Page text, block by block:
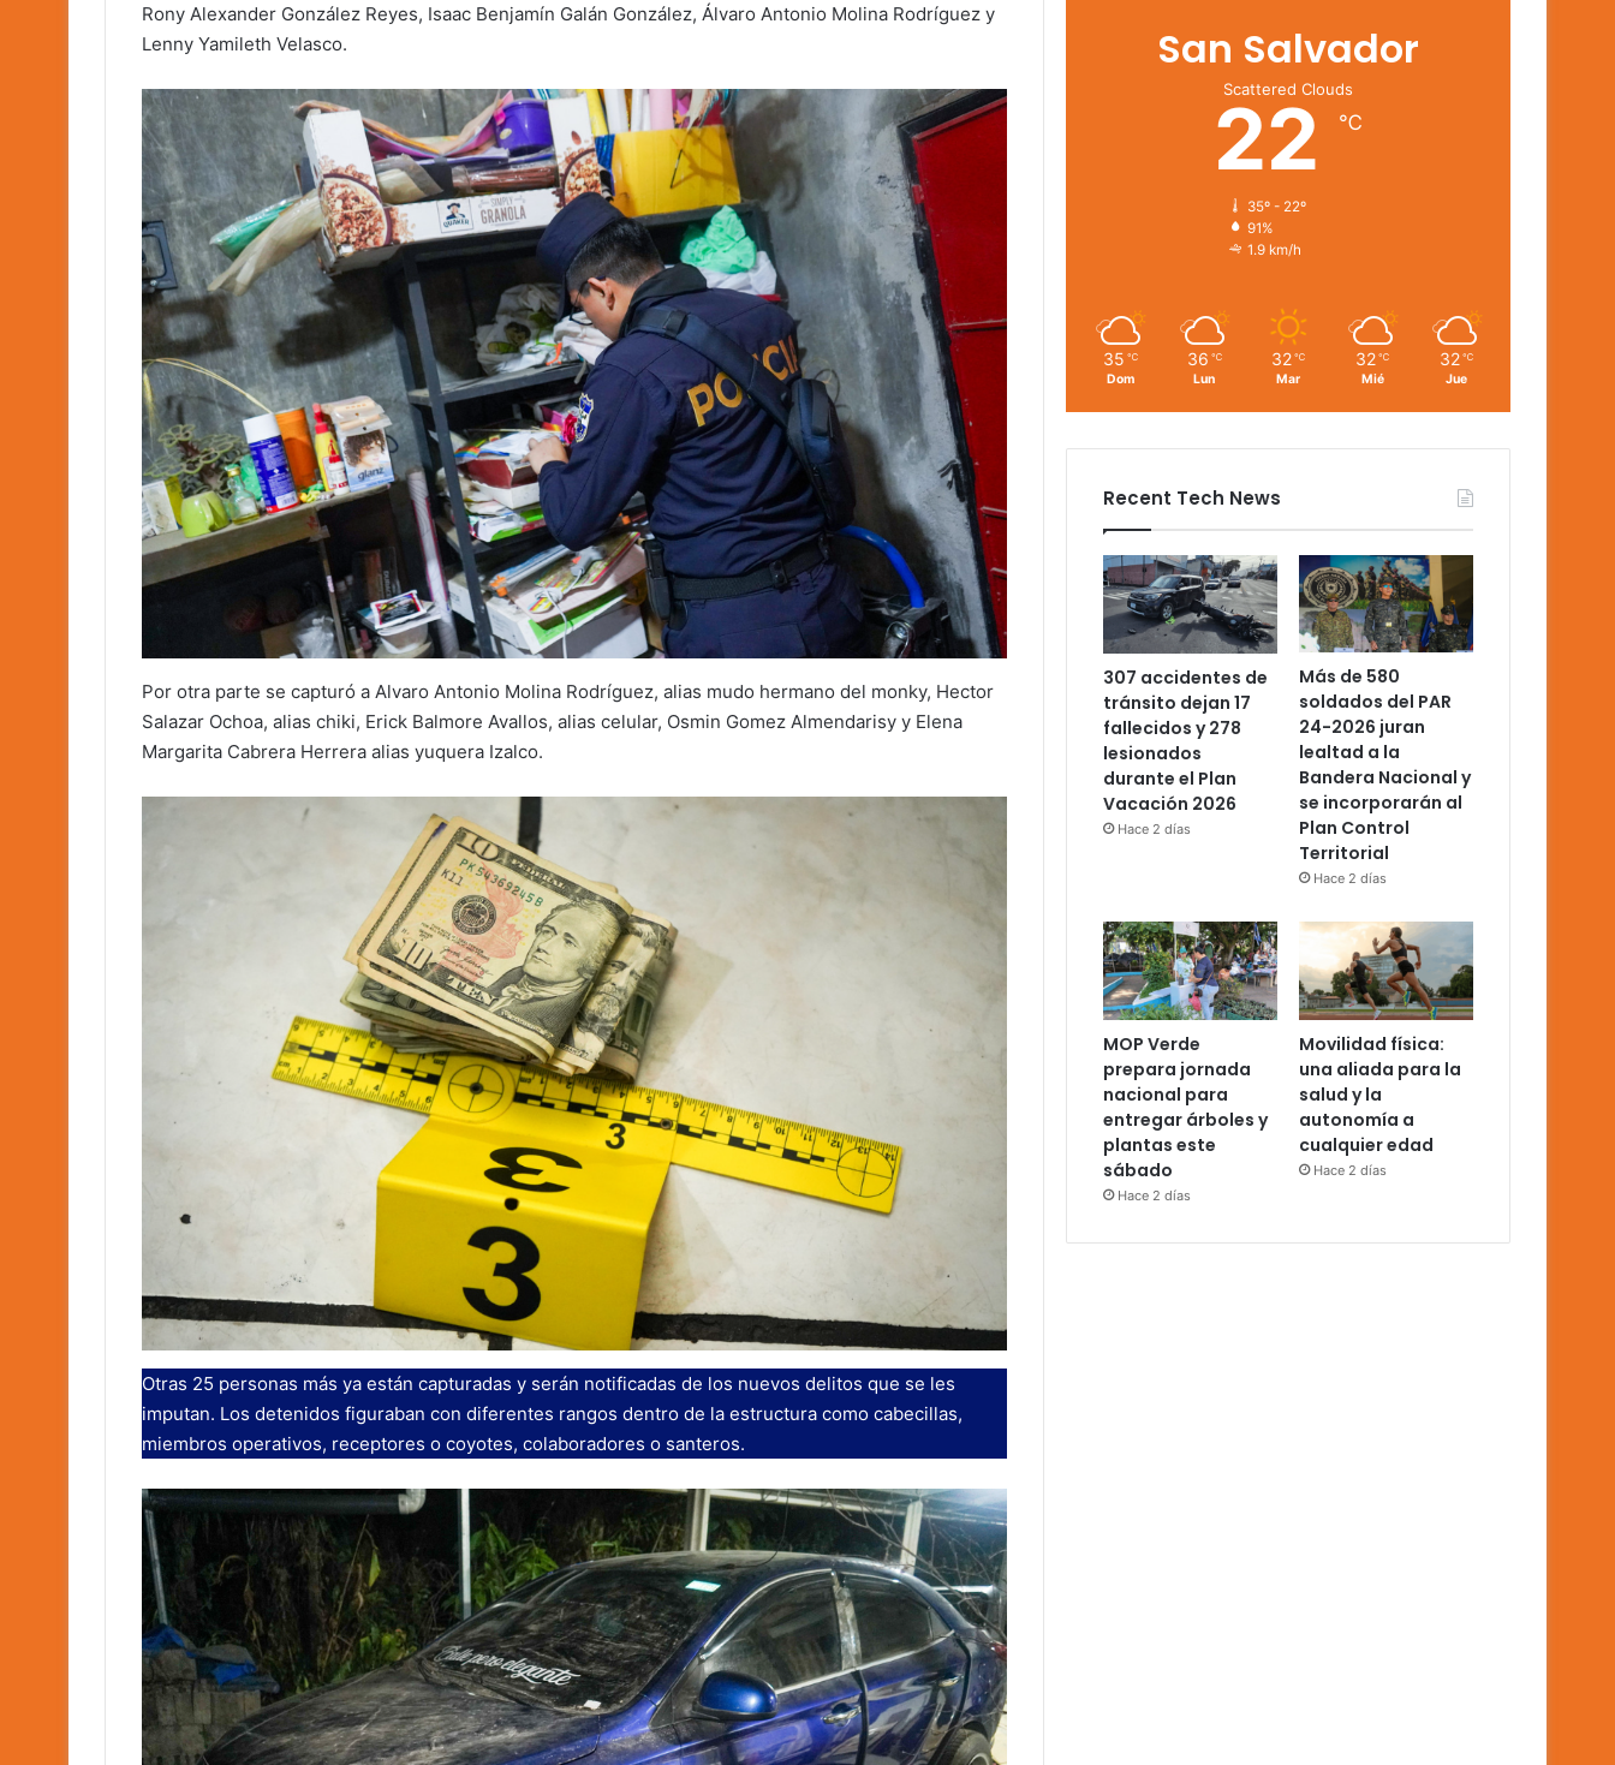
Rony Alexander González Reyes, Isaac Benjamín Galán González, Álvaro Antonio Molina Rodríguez y
Lenny Yamileth Velasco.
Por otra parte se capturó a Alvaro Antonio Molina Rodríguez, alias mudo hermano del monky, Hector
Salazar Ochoa, alias chiki, Erick Balmore Avallos, alias celular, Osmin Gomez Almendarisy y Elena
Margarita Cabrera Herrera alias yuquera Izalco.
Otras 25 personas más ya están capturadas y serán notificadas de los nuevos delitos que se les
imputan. Los detenidos figuraban con diferentes rangos dentro de la estructura como cabecillas,
miembros operativos, receptores o coyotes, colaboradores o santeros.
San Salvador
Scattered Clouds
22 ℃
35º - 22º
91%
1.9 km/h
35 ℃
Dom
36 ℃
Lun
32 ℃
Mar
32 ℃
Mié
32 ℃
Jue
Recent Tech News
307 accidentes de
tránsito dejan 17
fallecidos y 278
lesionados
durante el Plan
Vacación 2026
Hace 2 días
Más de 580
soldados del PAR
24-2026 juran
lealtad a la
Bandera Nacional y
se incorporarán al
Plan Control
Territorial
Hace 2 días
MOP Verde
prepara jornada
nacional para
entregar árboles y
plantas este
sábado
Hace 2 días
Movilidad física:
una aliada para la
salud y la
autonomía a
cualquier edad
Hace 2 días